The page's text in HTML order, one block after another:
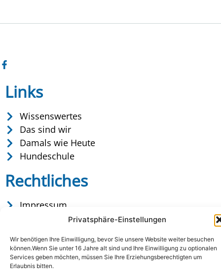
Privatsphäre-Einstellungen
Wir benötigen Ihre Einwilligung, bevor Sie unsere Website weiter besuchen
können.Wenn Sie unter 16 Jahre alt sind und Ihre Einwilligung zu optionalen
Services geben möchten, müssen Sie Ihre Erziehungsberechtigten um
Erlaubnis bitten.
Links
Wissenswertes
Das sind wir
Damals wie Heute
Hundeschule
Rechtliches
Impressum
Datenschutz